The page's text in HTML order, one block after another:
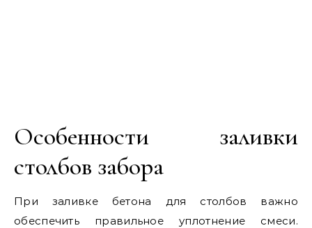
Особенности заливки
столбов забора
При заливке бетона для столбов важно
обеспечить правильное уплотнение смеси.